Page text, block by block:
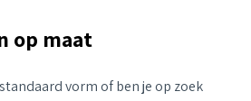
op maat
vorm of ben je op zoek